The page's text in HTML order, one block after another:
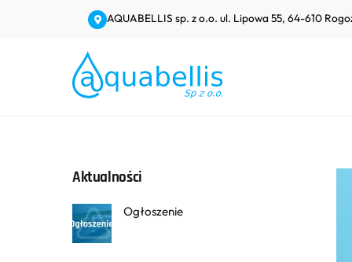
AQUABELLIS sp. z o.o. ul. Lipowa 55, 64-610
Aktualności
Ogłoszenie